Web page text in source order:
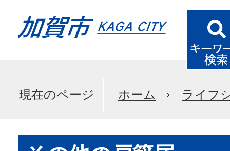
現在のページ ホーム ライフ